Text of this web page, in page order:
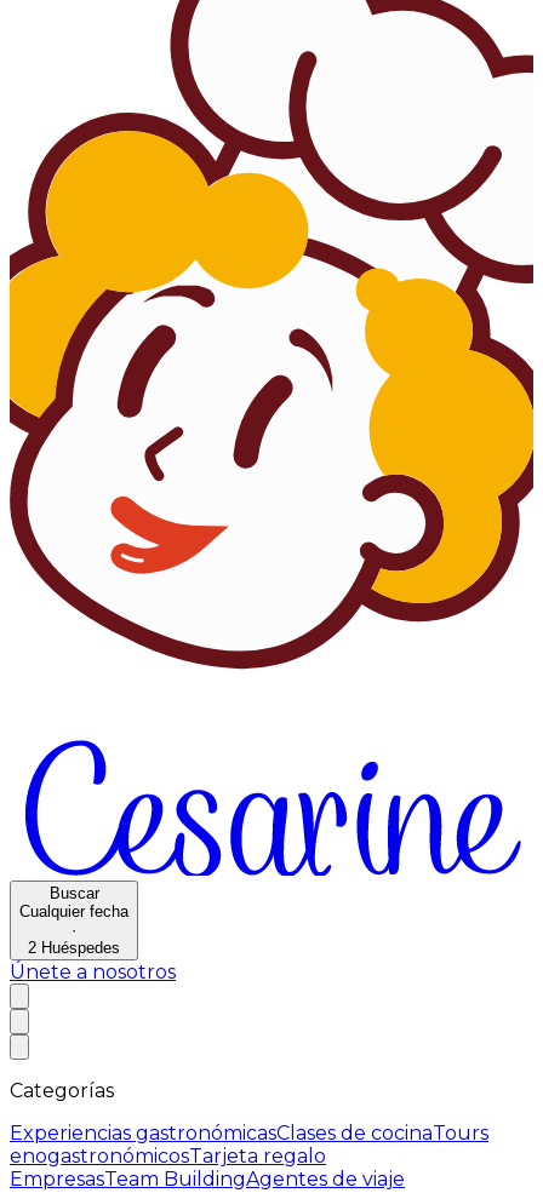
Buscar
Cualquier fecha
·
2 Huéspedes
Únete a nosotros
Categorías
Experiencias gastronómicasClases de cocinaTours
enogastronómicosTarjeta regalo
EmpresasTeam BuildingAgentes de viaje